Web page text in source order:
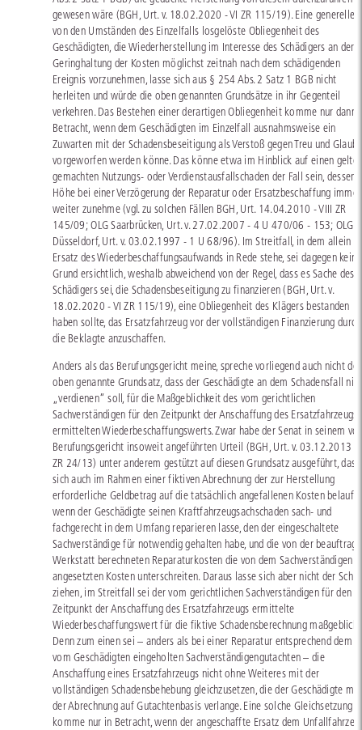
gewesen wäre (BGH, Urt. v. 18.02.2020 - VI ZR 115/19). Eine generelle,
von den Umständen des Einzelfalls losgelöste Obliegenheit des
Geschädigten, die Wiederherstellung im Interesse des Schädigers an der
Geringhaltung der Kosten möglichst zeitnah nach dem schädigenden
Ereignis vorzunehmen, lasse sich aus § 254 Abs. 2 Satz 1 BGB nicht
herleiten und würde die oben genannten Grundsätze in ihr Gegenteil
verkehren. Das Bestehen einer derartigen Obliegenheit komme nur dann
Betracht, wenn dem Geschädigten im Einzelfall ausnahmsweise ein
Zuwarten mit der Schadensbeseitigung als Verstoß gegen Treu und
vorgeworfen werden könne. Das könne etwa im Hinblick auf einen
gemachten Nutzungs- oder Verdienstausfallschaden der Fall sein, dessen
Höhe bei einer Verzögerung der Reparatur oder Ersatzbeschaffung immer
weiter zunehme (vgl. zu solchen Fällen BGH, Urt. 14.04.2010 - VIII ZR
145/09; OLG Saarbrücken, Urt. v. 27.02.2007 - 4 U 470/06 - 153; OLG
Düsseldorf, Urt. v. 03.02.1997 - 1 U 68/96). Im Streitfall, in dem allein
Ersatz des Wiederbeschaffungsaufwands in Rede stehe, sei dagegen kein
Grund ersichtlich, weshalb abweichend von der Regel, dass es Sache des
Schädigers sei, die Schadensbeseitigung zu finanzieren (BGH, Urt. v.
18.02.2020 - VI ZR 115/19), eine Obliegenheit des Klägers bestanden
haben sollte, das Ersatzfahrzeug vor der vollständigen Finanzierung durch
die Beklagte anzuschaffen.
Anders als das Berufungsgericht meine, spreche vorliegend auch nicht der
oben genannte Grundsatz, dass der Geschädigte an dem Schadensfall
„verdienen“ soll, für die Maßgeblichkeit des vom gerichtlichen
Sachverständigen für den Zeitpunkt der Anschaffung des Ersatzfahrzeugs
ermittelten Wiederbeschaffungswerts. Zwar habe der Senat in seinem
Berufungsgericht insoweit angeführten Urteil (BGH, Urt. v. 03.12.2013 -
ZR 24/13) unter anderem gestützt auf diesen Grundsatz ausgeführt, dass
sich auch im Rahmen einer fiktiven Abrechnung der zur Herstellung
erforderliche Geldbetrag auf die tatsächlich angefallenen Kosten belaufe,
wenn der Geschädigte seinen Kraftfahrzeugsachschaden sach- und
fachgerecht in dem Umfang reparieren lasse, den der eingeschaltete
Sachverständige für notwendig gehalten habe, und die von der
Werkstatt berechneten Reparaturkosten die von dem Sachverständigen
angesetzten Kosten unterschreiten. Daraus lasse sich aber nicht der
ziehen, im Streitfall sei der vom gerichtlichen Sachverständigen für den
Zeitpunkt der Anschaffung des Ersatzfahrzeugs ermittelte
Wiederbeschaffungswert für die fiktive Schadensberechnung maßgeblich.
Denn zum einen sei – anders als bei einer Reparatur entsprechend dem
vom Geschädigten eingeholten Sachverständigengutachten – die
Anschaffung eines Ersatzfahrzeugs nicht ohne Weiteres mit der
vollständigen Schadensbehebung gleichzusetzen, die der Geschädigte mit
der Abrechnung auf Gutachtenbasis verlange. Eine solche Gleichsetzung
komme nur in Betracht, wenn der angeschaffte Ersatz dem